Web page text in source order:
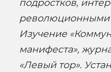
подростков,
революционными
Изучение
манифеста»,
«Левый тор».